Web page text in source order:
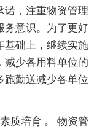
诺，注重物资管理
务意识。为了更好
基础上，继续实施
减少各用料单位的
跑勤送减少各单位
质培育 。 物资管